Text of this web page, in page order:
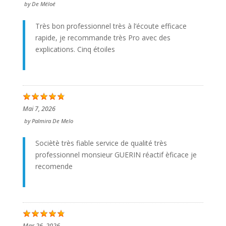
byDe Méloé
Très bon professionnel très à l’écoute efficace
rapide, je recommande très Pro avec des
explications. Cinq étoiles
Mai 7, 2026
byPalmira De Melo
Sociètè très fiable service de qualité très
professionnel monsieur GUERIN réactif èficace je
recomende